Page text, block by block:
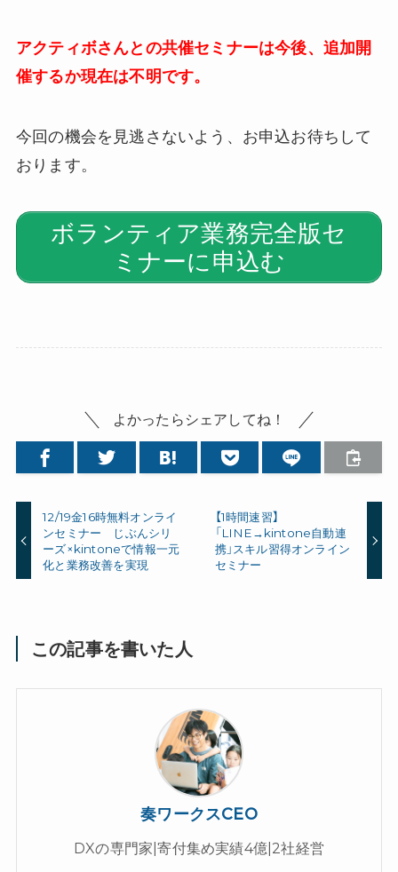
アクティボさんとの共催セミナーは今後、追加開
催するか現在は不明です。
今回の機会を見逃さないよう、お申込お待ちして
おります。
ボランティア業務完全版セ
ミナーに申込む
よかったらシェアしてね！
12/19金16時無料オンライ
ンセミナー じぶんシリ
ーズ×kintoneで情報一元
化と業務改善を実現
【1時間速習】
「LINE→kintone自動連
携」スキル習得オンライン
セミナー
この記事を書いた人
奏ワークスCEO
DXの専門家|寄付集め実績4億|2社経営